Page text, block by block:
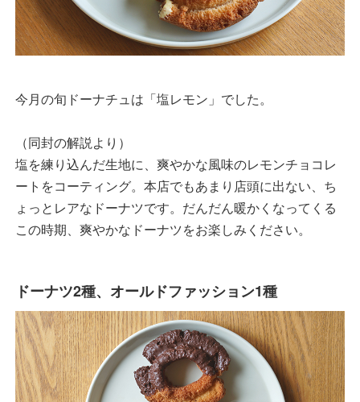
今月の旬ドーナチュは「塩レモン」でした。
（同封の解説より）
塩を練り込んだ生地に、爽やかな風味のレモンチョコレ
ートをコーティング。本店でもあまり店頭に出ない、ち
ょっとレアなドーナツです。だんだん暖かくなってくる
この時期、爽やかなドーナツをお楽しみください。
ドーナツ2種、オールドファッション1種